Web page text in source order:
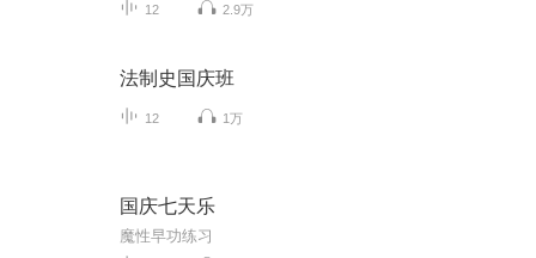
12 2.9万
法制史国庆班
12 1万
国庆七天乐
魔性早功练习